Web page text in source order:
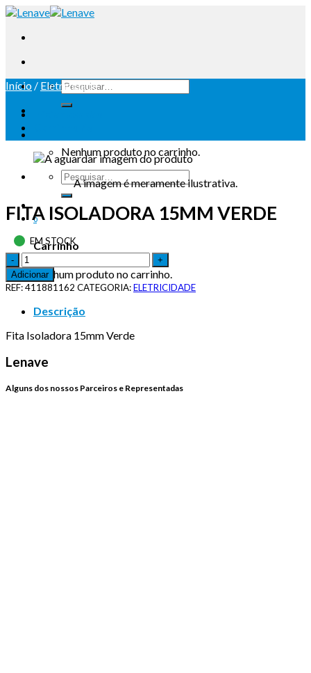
Nenhum produto no carrinho.
0
Carrinho
Nenhum produto no carrinho.
Início / Eletricidade
A imagem é meramente ilustrativa.
FITA ISOLADORA 15MM VERDE
EM STOCK
Adicionar
REF:411881162 CATEGORIA:ELETRICIDADE
Descrição
Fita Isoladora 15mm Verde
Lenave
Alguns dos nossos Parceiros e Representadas